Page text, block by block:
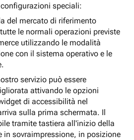
speciali:
del mercato di riferimento
le normali operazioni previste
utilizzando le modalità
con il sistema operativo e le
servizio può essere
attivando le opzioni
di accessibilità nel
sulla prima schermata. Il
tramite tastiera all'inizio della
in sovraimpressione, in posizione